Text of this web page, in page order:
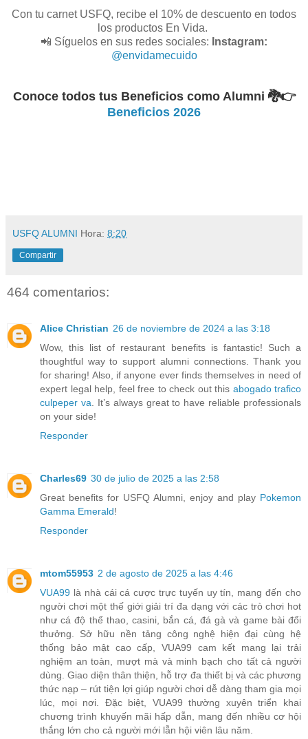
Con tu carnet USFQ, recibe el 10% de descuento en todos
los productos En Vida.
📲 Síguelos en sus redes sociales: Instagram:
@envidamecuido
Conoce todos tus Beneficios como Alumni 🐉👉
Beneficios 2026
USFQ ALUMNI Hora: 8:20
Compartir
464 comentarios:
Alice Christian 26 de noviembre de 2024 a las 3:18
Wow, this list of restaurant benefits is fantastic! Such a
thoughtful way to support alumni connections. Thank you
for sharing! Also, if anyone ever finds themselves in need of
expert legal help, feel free to check out this abogado trafico
culpeper va . It’s always great to have reliable professionals
on your side!
Responder
Charles69 30 de julio de 2025 a las 2:58
Great benefits for USFQ Alumni, enjoy and play Pokemon
Gamma Emerald!
Responder
mtom55953 2 de agosto de 2025 a las 4:46
VUA99 là nhà cái cá cược trực tuyến uy tín, mang đến cho
người chơi một thế giới giải trí đa dạng với các trò chơi hot
như cá độ thể thao, casini, bắn cá, đá gà và game bài đổi
thưởng. Sở hữu nền tảng công nghệ hiện đại cùng hệ
thống bảo mật cao cấp, VUA99 cam kết mang lại trải
nghiệm an toàn, mượt mà và minh bạch cho tất cả người
dùng. Giao diện thân thiện, hỗ trợ đa thiết bị và các phương
thức nạp – rút tiện lợi giúp người chơi dễ dàng tham gia mọi
lúc, mọi nơi. Đặc biệt, VUA99 thường xuyên triển khai
chương trình khuyến mãi hấp dẫn, mang đến nhiều cơ hội
thắng lớn cho cả người mới lẫn hội viên lâu năm.